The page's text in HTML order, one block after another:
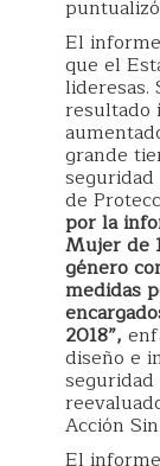
El
que el
lideresas.
resultado
grande
de
por la
Mujer de
género
medidas
2018”,
diseño e
Acción